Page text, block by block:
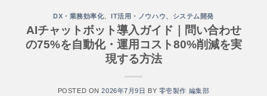
DX・業務効率化、IT活用・ノウハウ、 システム開発
AIチャットボット導入ガイド｜問い合わせ
の75%を自動化・運用コスト80%削減を実
現する方法
POSTED ON2026年7月9日 BY 零壱製作 編集部